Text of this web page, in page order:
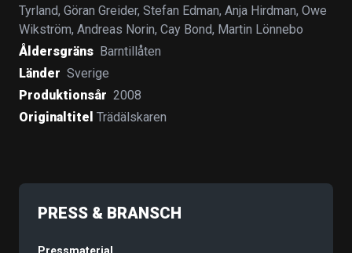
Tyrland, Göran Greider, Stefan Edman, Anja Hirdman, Owe
Wikström, Andreas Norin, Cay Bond, Martin Lönnebo
Åldersgräns Barntillåten
Länder Sverige
Produktionsår 2008
Originaltitel Trädälskaren
PRESS & BRANSCH
Pressmaterial